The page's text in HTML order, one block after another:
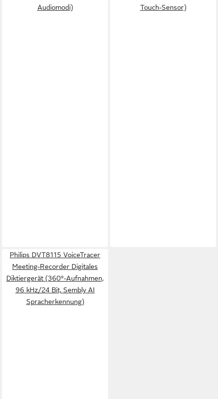
Audiomodi)
Touch-Sensor)
Philips DVT8115 VoiceTracer
Meeting-Recorder Digitales
Diktiergerät (360°-Aufnahmen,
96 kHz/24 Bit, Sembly AI
Spracherkennung)